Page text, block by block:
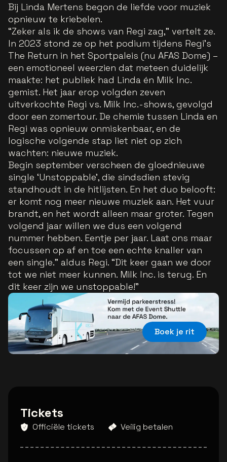
Bij Linda Mertens begon de liefde voor muziek
opnieuw te kriebelen.
“Zeker als ik de shows van Regi zag,” vertelt ze.
In 2023 stond ze op het podium tijdens Regi’s
The Return in het Sportpaleis (nu AFAS Dome) –
een emotioneel weerzien dat meteen duidelijk
maakte: het publiek had Linda én Milk Inc.
gemist. Het jaar erop volgden zeven
uitverkochte Regi vs. Milk Inc.-shows, gevolgd
door een zomertour. De chemie tussen Linda en
Regi was opnieuw onmiskenbaar, en de
logische volgende stap liet niet op zich
wachten: nieuwe muziek.
Begin september verscheen de gloednieuwe
single ‘Unstoppable’, die sindsdien stevig
standhoudt in de hitlijsten. En het duo belooft:
er komt nog meer nieuwe muziek aan. Het vuur
brandt, en het wordt alleen maar groter. Tegen
volgend jaar willen we dus een volgend
nummer hebben. Eentje per jaar. Laat ons maar
focussen op af en toe een echte knaller van
een single.” aldus Regi. “Dit keer gaan we door
tot we niet meer kunnen. Milk Inc. is terug. En
dit keer zijn we unstoppable!”
Boek je rit
Tickets
Officiële tickets Veilig betalen